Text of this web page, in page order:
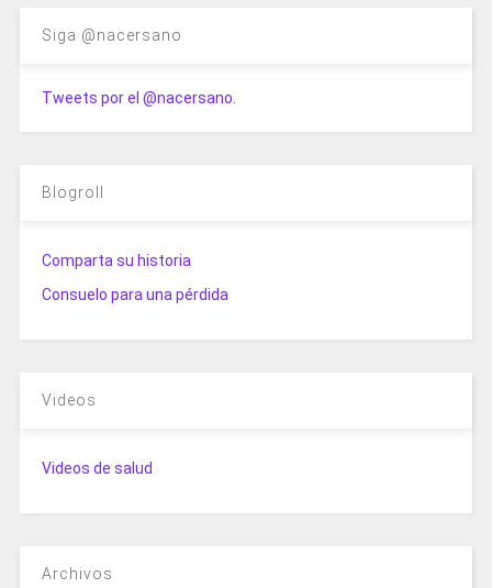
Siga @nacersano
Tweets por el @nacersano.
Blogroll
Comparta su historia
Consuelo para una pérdida
Videos
Videos de salud
Archivos